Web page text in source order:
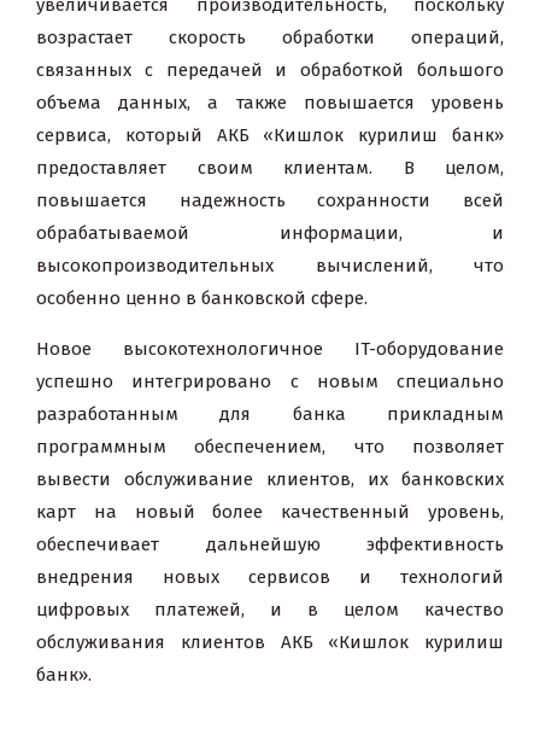
увеличивается производительность, поскольку
возрастает скорость обработки операций,
связанных с передачей и обработкой большого
объема данных, а также повышается уровень
сервиса, который АКБ «Кишлок курилиш банк»
предоставляет своим клиентам. В целом,
повышается надежность сохранности всей
обрабатываемой информации, и
высокопроизводительных вычислений, что
особенно ценно в банковской сфере.
Новое высокотехнологичное IT-оборудование
успешно интегрировано с новым специально
разработанным для банка прикладным
программным обеспечением, что позволяет
вывести обслуживание клиентов, их банковских
карт на новый более качественный уровень,
обеспечивает дальнейшую эффективность
внедрения новых сервисов и технологий
цифровых платежей, и в целом качество
обслуживания клиентов АКБ «Кишлок курилиш
банк».